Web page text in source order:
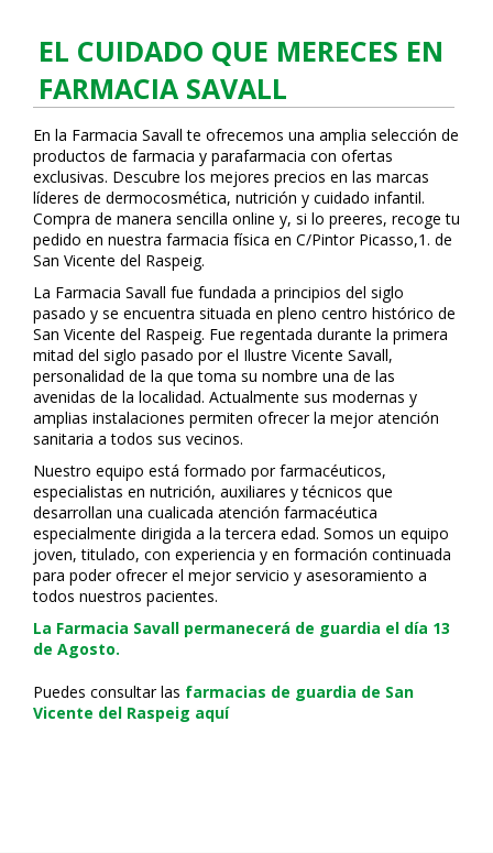
EL CUIDADO QUE MERECES EN
FARMACIA SAVALL
En la Farmacia Savall te ofrecemos una amplia selección de
productos de farmacia y parafarmacia con ofertas
exclusivas. Descubre los mejores precios en las marcas
líderes de dermocosmética, nutrición y cuidado infantil.
Compra de manera sencilla online y, si lo prefieres, recoge tu
pedido en nuestra farmacia física en C/Pintor Picasso,1. de
San Vicente del Raspeig.
La Farmacia Savall fue fundada a principios del siglo
pasado y se encuentra situada en pleno centro histórico de
San Vicente del Raspeig. Fue regentada durante la primera
mitad del siglo pasado por el Ilustre Vicente Savall,
personalidad de la que toma su nombre una de las
avenidas de la localidad. Actualmente sus modernas y
amplias instalaciones permiten ofrecer la mejor atención
sanitaria a todos sus vecinos.
Nuestro equipo está formado por farmacéuticos,
especialistas en nutrición, auxiliares y técnicos que
desarrollan una cualificada atención farmacéutica
especialmente dirigida a la tercera edad. Somos un equipo
joven, titulado, con experiencia y en formación continuada
para poder ofrecer el mejor servicio y asesoramiento a
todos nuestros pacientes.
La Farmacia Savall permanecerá de guardia el día 13
de Agosto.
Puedes consultar las farmacias de guardia de San
Vicente del Raspeig aquí